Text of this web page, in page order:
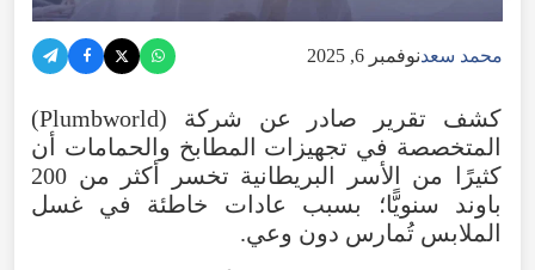
محمد سعدنوفمبر 6, 2025
كشف تقرير صادر عن شركة (Plumbworld)
المتخصصة في تجهيزات المطابخ والحمامات أن
كثيرًا من الأسر البريطانية تخسر أكثر من 200
باوند سنويًّا؛ بسبب عادات خاطئة في غسل
الملابس تُمارس دون وعي.